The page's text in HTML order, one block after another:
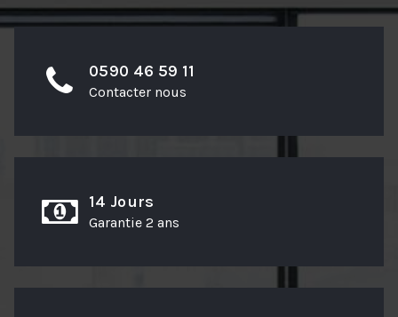
0590 46 59 11
Contacter nous
14 Jours
Garantie 2 ans